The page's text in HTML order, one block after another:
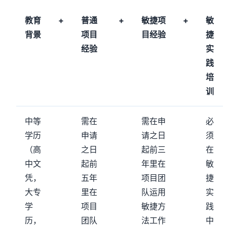
教育
背景
+
普通
项目
经验
+
敏捷项
目经验
+
敏
捷
实
践
培
训
中等
学历
（高
中文
凭，
大专
学
历，
需在
申请
之日
起前
五年
里在
项目
团队
需在申
请之日
起前三
年里在
项目团
队运用
敏捷方
法工作
必
须
在
敏
捷
实
践
中